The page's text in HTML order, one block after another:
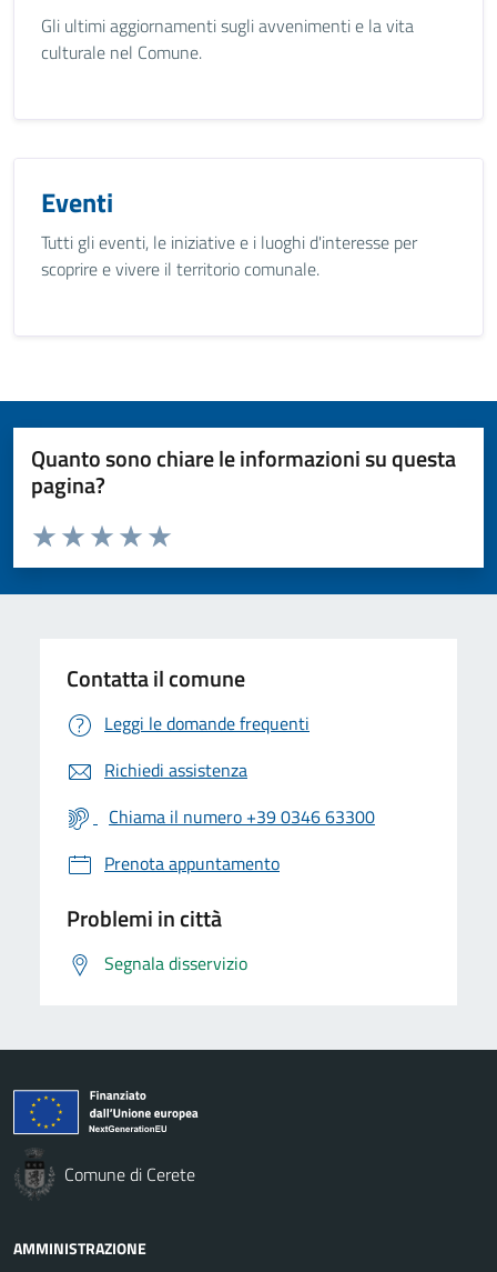
Gli ultimi aggiornamenti sugli avvenimenti e la vita
culturale nel Comune.
Eventi
Tutti gli eventi, le iniziative e i luoghi d'interesse per
scoprire e vivere il territorio comunale.
Quanto sono chiare le informazioni su questa
pagina?
Valuta da 1 a 5 stelle la pagina
Valuta 5 stelle su 5
Valuta 4 stelle su 5
Valuta 3 stelle su 5
Valuta 2 stelle su 5
Valuta 1 stelle su 5
Contatta il comune
Leggi le domande frequenti
Richiedi assistenza
Chiama il numero +39 0346 63300
Prenota appuntamento
Problemi in città
Segnala disservizio
Comune di Cerete
AMMINISTRAZIONE